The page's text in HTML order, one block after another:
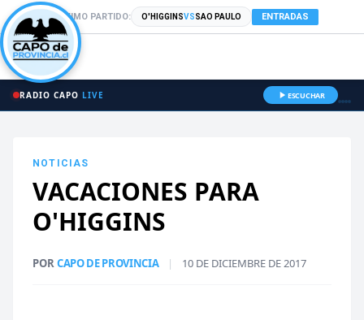
PRÓXIMO PARTIDO: O'HIGGINSVSSAO PAULO ENTRADAS
RADIO CAPO LIVE ESCUCHAR
NOTICIAS
VACACIONES PARA
O'HIGGINS
PORCAPO DE PROVINCIA | 10 DE DICIEMBRE DE 2017